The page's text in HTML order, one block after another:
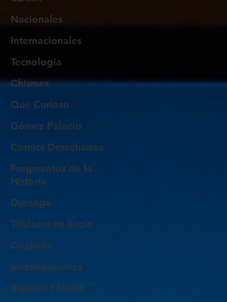
Nacionales
Internacionales
Tecnología
Chismes
Qué Curioso
Gómez Palacio
Comics Derechairos
Fragmentos de la
Historia
Durango
Titulares en Inicio
Coahuila
Investigaciones
Rapidín Político